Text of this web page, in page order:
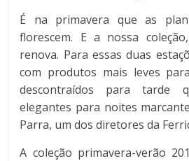
É na primavera que as
florescem. E a nossa
renova. Para essas duas
com produtos mais leves
descontraídos para tarde
elegantes para noites
Parra, um dos diretores da
A coleção primavera-verão